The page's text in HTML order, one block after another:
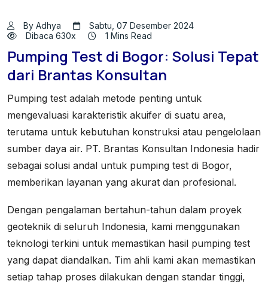
By Adhya
Sabtu, 07 Desember 2024
Dibaca 630x
1 Mins Read
Pumping Test di Bogor: Solusi Tepat
dari Brantas Konsultan
Pumping test adalah metode penting untuk
mengevaluasi karakteristik akuifer di suatu area,
terutama untuk kebutuhan konstruksi atau pengelolaan
sumber daya air. PT. Brantas Konsultan Indonesia hadir
sebagai solusi andal untuk pumping test di Bogor,
memberikan layanan yang akurat dan profesional.
Dengan pengalaman bertahun-tahun dalam proyek
geoteknik di seluruh Indonesia, kami menggunakan
teknologi terkini untuk memastikan hasil pumping test
yang dapat diandalkan. Tim ahli kami akan memastikan
setiap tahap proses dilakukan dengan standar tinggi,